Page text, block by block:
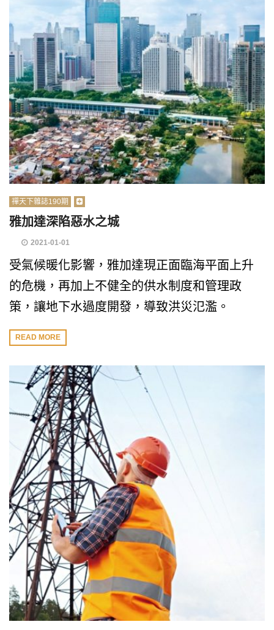
禪天下雜誌190期
雅加達深陷惡水之城
2021-01-01
受氣候暖化影響，雅加達現正面臨海平面上升
的危機，再加上不健全的供水制度和管理政
策，讓地下水過度開發，導致洪災氾濫。
READ MORE